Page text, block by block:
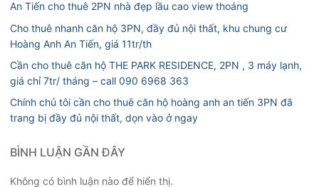
An Tiến cho thuê 2PN nhà đẹp lầu cao view thoáng
Cho thuê nhanh căn hộ 3PN, đầy đủ nội thất, khu chung cư
Hoàng Anh An Tiến, giá 11tr/th
Cần cho thuê căn hộ THE PARK RESIDENCE, 2PN , 3 máy lạnh,
giá chỉ 7tr/ tháng – call 090 6968 363
Chính chủ tôi cần cho thuê căn hộ hoàng anh an tiến 3PN đã
trang bị đầy đủ nội thất, dọn vào ở ngay
BÌNH LUẬN GẦN ĐÂY
Không có bình luận nào để hiển thị.